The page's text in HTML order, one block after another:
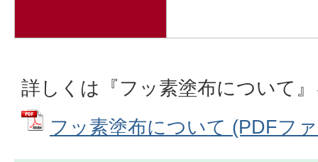
詳しくは『フッ素塗布について
フッ素塗布について (PDFフ